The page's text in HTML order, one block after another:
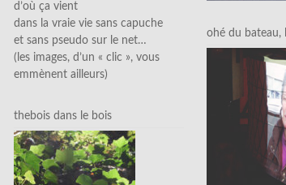
d’où ça vient
dans la vraie vie sans capuche
et sans pseudo sur le net…
(les images, d’un « clic », vous
emmènent ailleurs)
thebois dans le bois
ohé du bateau,